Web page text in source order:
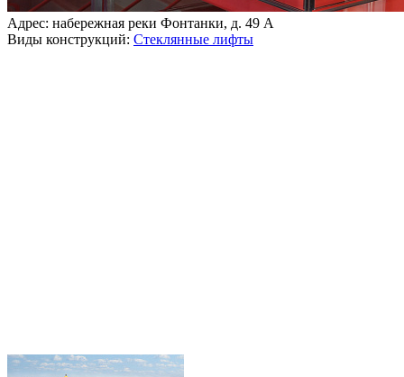
Адрес: набережная реки Фонтанки, д. 49 А
Виды конструкций: Стеклянные лифты